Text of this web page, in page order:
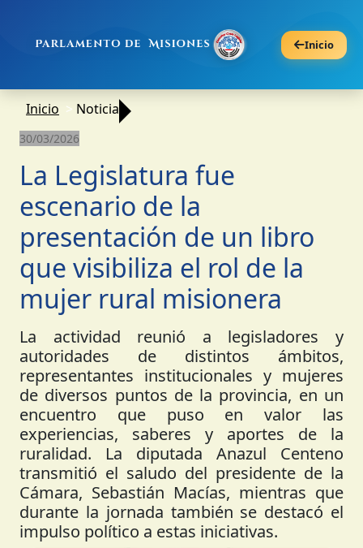
Inicio
Inicio Noticia
30/03/2026
La Legislatura fue
escenario de la
presentación de un libro
que visibiliza el rol de la
mujer rural misionera
La actividad reunió a legisladores y
autoridades de distintos ámbitos,
representantes institucionales y mujeres
de diversos puntos de la provincia, en un
encuentro que puso en valor las
experiencias, saberes y aportes de la
ruralidad. La diputada Anazul Centeno
transmitió el saludo del presidente de la
Cámara, Sebastián Macías, mientras que
durante la jornada también se destacó el
impulso político a estas iniciativas.